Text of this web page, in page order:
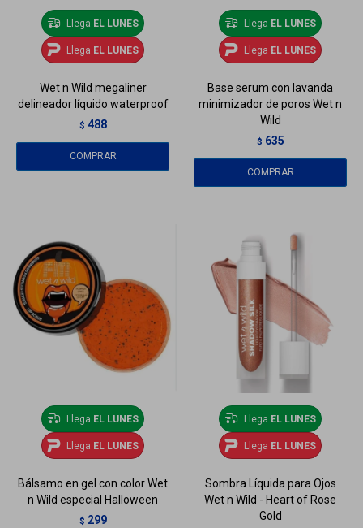
Llega EL LUNES
Llega EL LUNES
Wet n Wild megaliner
delineador líquido waterproof
$ 488
Llega EL LUNES
Llega EL LUNES
Base serum con lavanda
minimizador de poros Wet n
Wild
$ 635
Llega EL LUNES
Llega EL LUNES
Bálsamo en gel con color Wet
n Wild especial Halloween
$ 299
Llega EL LUNES
Llega EL LUNES
Sombra Líquida para Ojos
Wet n Wild - Heart of Rose
Gold